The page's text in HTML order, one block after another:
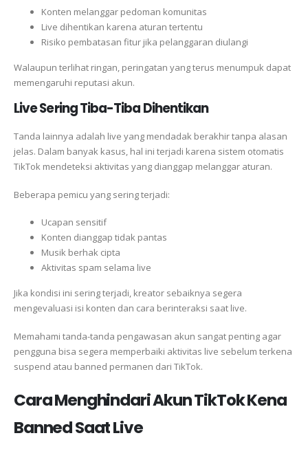
Konten melanggar pedoman komunitas
Live dihentikan karena aturan tertentu
Risiko pembatasan fitur jika pelanggaran diulangi
Walaupun terlihat ringan, peringatan yang terus menumpuk dapat
memengaruhi reputasi akun.
Live Sering Tiba-Tiba Dihentikan
Tanda lainnya adalah live yang mendadak berakhir tanpa alasan
jelas. Dalam banyak kasus, hal ini terjadi karena sistem otomatis
TikTok mendeteksi aktivitas yang dianggap melanggar aturan.
Beberapa pemicu yang sering terjadi:
Ucapan sensitif
Konten dianggap tidak pantas
Musik berhak cipta
Aktivitas spam selama live
Jika kondisi ini sering terjadi, kreator sebaiknya segera
mengevaluasi isi konten dan cara berinteraksi saat live.
Memahami tanda-tanda pengawasan akun sangat penting agar
pengguna bisa segera memperbaiki aktivitas live sebelum terkena
suspend atau banned permanen dari TikTok.
Cara Menghindari Akun TikTok Kena
Banned Saat Live